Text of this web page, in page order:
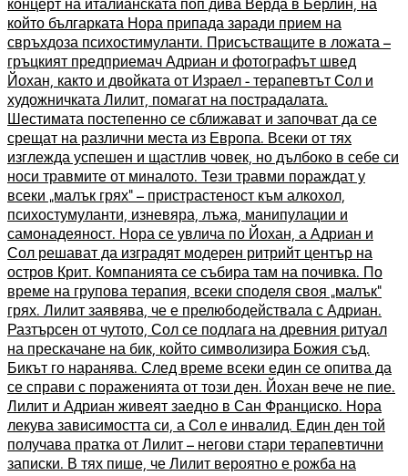
който българката Нора припада заради прием на
свръхдоза психостимуланти. Присъстващите в ложата –
гръцкият предприемач Адриан и фотографът швед
Йохан, както и двойката от Израел - терапевтът Сол и
художничката Лилит, помагат на пострадалата.
Шестимата постепенно се сближават и започват да се
срещат на различни места из Европа. Всеки от тях
изглежда успешен и щастлив човек, но дълбоко в себе си
носи травмите от миналото. Тези травми пораждат у
всеки „малък грях“ – пристрастеност към алкохол,
психостумуланти, изневяра, лъжа, манипулации и
самонадеяност. Нора се увлича по Йохан, а Адриан и
Сол решават да изградят модерен ритрийт център на
остров Крит. Компанията се събира там на почивка. По
време на групова терапия, всеки споделя своя „малък“
грях. Лилит заявява, че е прелюбодействала с Адриан.
Разтърсен от чутото, Сол се подлага на древния ритуал
на прескачане на бик, който символизира Божия съд.
Бикът го наранява. След време всеки един се опитва да
се справи с пораженията от този ден. Йохан вече не пие.
Лилит и Адриан живеят заедно в Сан Франциско. Нора
лекува зависимостта си, а Сол е инвалид. Един ден той
получава пратка от Лилит – негови стари терапевтични
записки. В тях пише, че Лилит вероятно е рожба на